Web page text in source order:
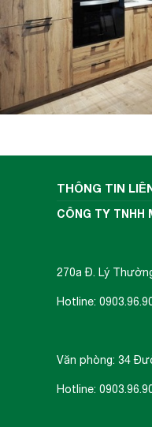
THÔNG TIN
CÔNG TY TNHH
270a Đ. Lý
Hotline:
Văn phòng: 34
Hotline: